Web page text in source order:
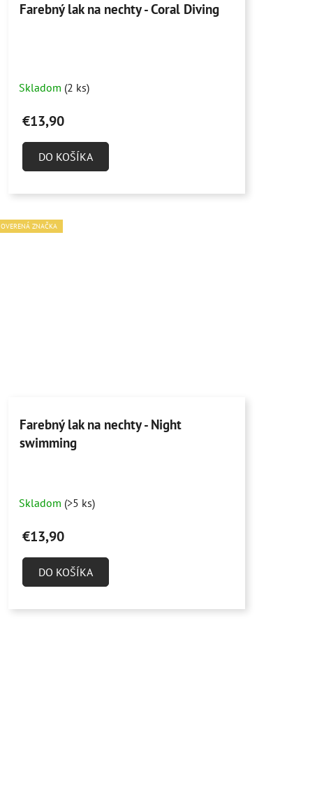
Farebný lak na nechty - Coral Diving
Skladom (2 ks)
€13,90
DO KOŠÍKA
OVERENÁ ZNAČKA
Farebný lak na nechty - Night
swimming
Skladom (>5 ks)
€13,90
DO KOŠÍKA